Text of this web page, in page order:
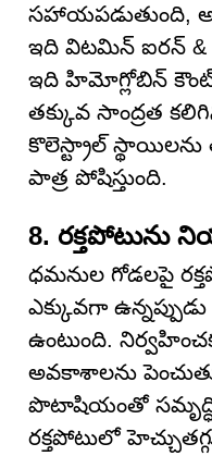
సహాయపడుతుంది,
ఇది విటమిన్ ఐరన్ &
ఇది హిమోగ్లోబిన్
తక్కువ సాంద్రత
కొలెస్ట్రాల్
పాత్ర పోషిస్తుంది.
8. రక్తపోటును
ధమనుల గోడలపై
ఎక్కువగా
ఉంటుంది.
అవకాశాలను
పొటాషియంతో
రక్తపోటులో